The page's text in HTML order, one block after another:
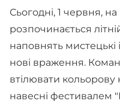
Сьогодні, 1 червня,
розпочинається
наповнять мистецькі
нові враження.
втілювати
навесні фестивалем